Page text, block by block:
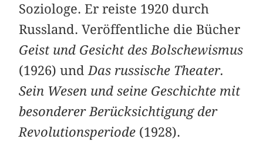
Soziologe. Er reiste 1920 durch
Russland. Veröffentliche die Bücher
Geist und Gesicht des Bolschewismus
(1926) und Das russische Theater.
Sein Wesen und seine Geschichte mit
besonderer Berücksichtigung der
Revolutionsperiode (1928).